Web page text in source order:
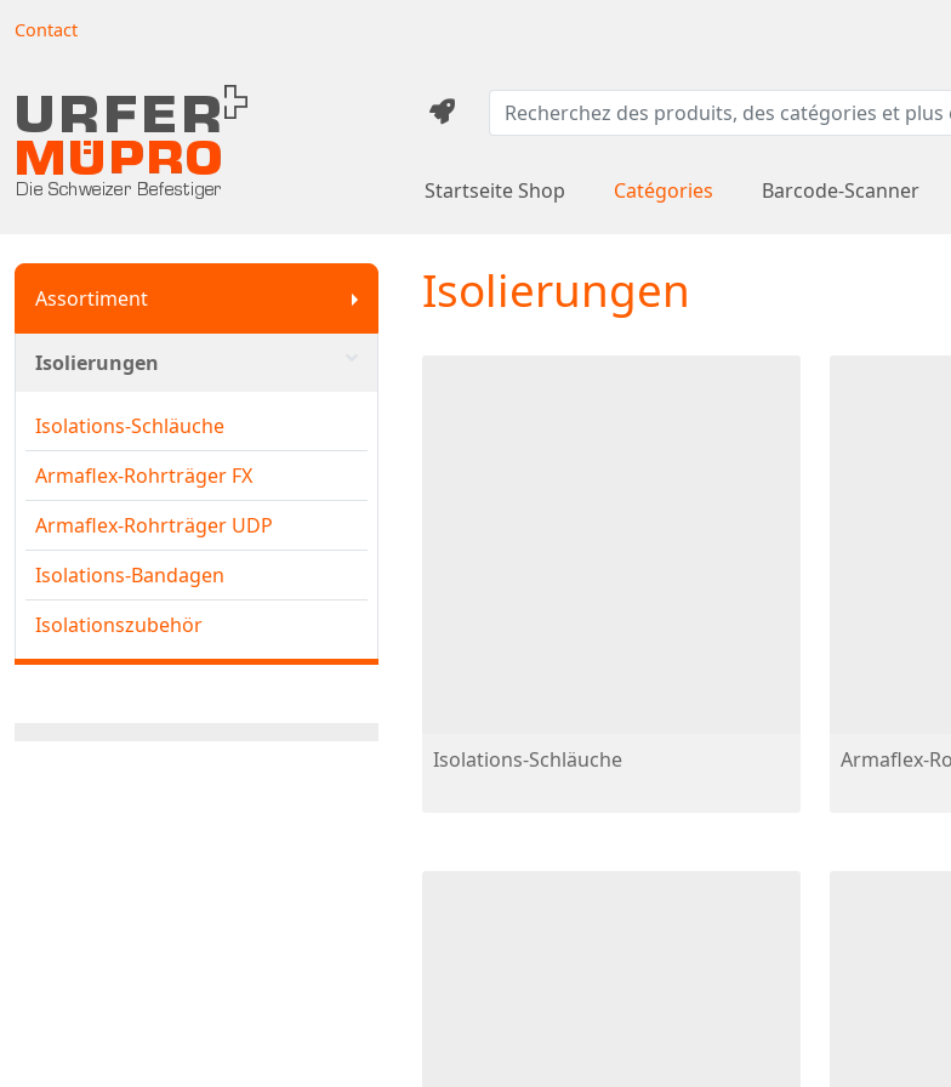
Contact
Startseite Shop Catégories Barcode-Scanner
Assortiment
Isolierungen
Isolations-Schläuche
Armaflex-Rohrträger FX
Armaflex-Rohrträger UDP
Isolations-Bandagen
Isolationszubehör
Isolierungen
Isolations-Schläuche Armaflex-